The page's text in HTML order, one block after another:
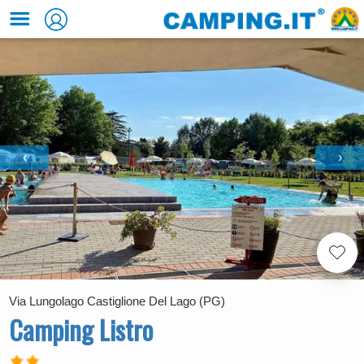
‹ ›
Via Lungolago Castiglione Del Lago (PG)
Camping Listro